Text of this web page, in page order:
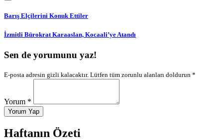
Barış Elçilerini Konuk Ettiler
İzmitli Bürokrat Karaaslan, Kocaali’ye Atandı
Sen de yorumunu yaz!
E-posta adresin gizli kalacaktır. Lütfen tüm zorunlu alanları doldurun *
Yorum *
Yorum Yap
Haftanın Özeti